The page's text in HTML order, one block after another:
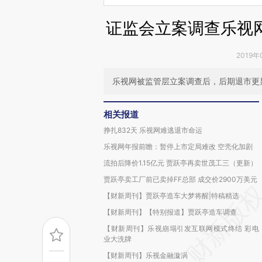
证监会立案调查乐视
2019
乐视网被监管层立案调查后，后期退市
相关报道
挣扎832天 乐视网难逃退市命运
乐视网年报前瞻：暂停上市定局难改 空壳化加剧
流拍后降价1.15亿元 贾跃亭再卖世茂工三（更新）
贾跃亭卖工厂前已卖掉FF总部 成交价2900万美元
【财新周刊】贾跃亭造车大梦将醒|特稿精选
【财新周刊】【特别报道】贾跃亭造车调查
【财新周刊】乐视崩塌引发互联网模式终结 彩电
业大洗牌
【财新周刊】乐视金融漩涡